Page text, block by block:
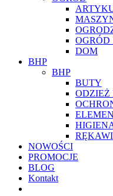
OGRÓD
DOM
BHP
BHP
BUTY
ODZIEŻ
NOWOŚCI
PROMOCJE
BLOG
Kontakt